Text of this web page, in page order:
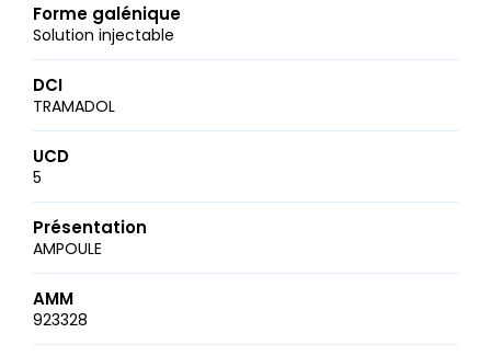
Forme galénique
Solution injectable
DCI
TRAMADOL
UCD
5
Présentation
AMPOULE
AMM
923328